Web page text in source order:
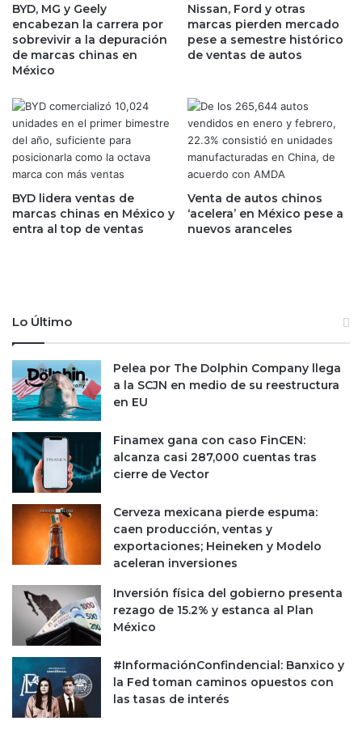
d
o
s
c
o
d
o
n
a
d
o
s
e
0
0
7
y
2
0
1
5
c
a
m
p
a
a
p
o
r
p
r
o
b
a
t
e
r
i
a
l
BYD, MG y Geely
encabezan la carrera por
sobrevivir a la depuración
de marcas chinas en
México
Nissan, Ford y otras
marcas pierden mercado
pese a semestre histórico
de ventas de autos
BYD lidera ventas de
marcas chinas en México y
entra al top de ventas
Venta de autos chinos
‘acelera’ en México pese a
nuevos aranceles
Lo Último
Pelea por The Dolphin Company llega
a la SCJN en medio de su reestructura
en EU
Finamex gana con caso FinCEN:
alcanza casi 287,000 cuentas tras
cierre de Vector
Cerveza mexicana pierde espuma:
caen producción, ventas y
exportaciones; Heineken y Modelo
aceleran inversiones
Inversión física del gobierno presenta
rezago de 15.2% y estanca al Plan
México
#InformaciónConfindencial: Banxico y
la Fed toman caminos opuestos con
las tasas de interés